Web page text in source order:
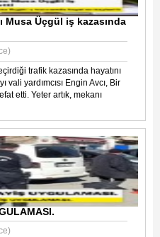
Musa Üçgül iş kazasında
trafik kazasında hayatını
vali yardımcısı Engin Avcı, Bir
etti. Yeter artık, mekanı